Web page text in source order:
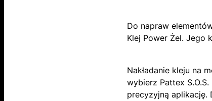
Do napraw
Klej Power Żel. Jego
Nakładanie kleju na
wybierz Pattex
precyzyjną aplikację.